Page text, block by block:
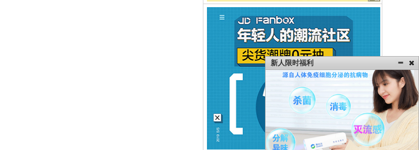
新人限时福利